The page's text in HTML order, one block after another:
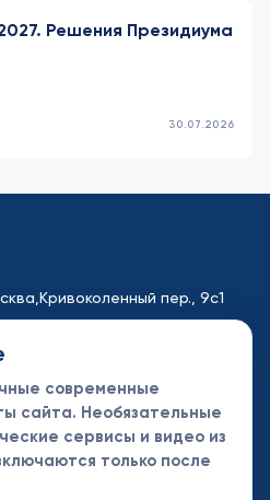
Решения Президиума
30.07.2026
Кривоколенный пер., 9с1
Контакты
современные
сайта. Необязательные
сервисы и видео из
только после